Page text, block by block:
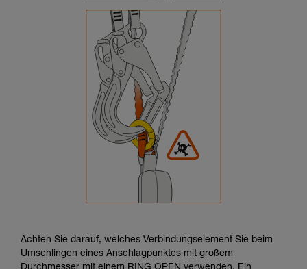
Achten Sie darauf, welches Verbindungselement Sie beim
Umschlingen eines Anschlagpunktes mit großem